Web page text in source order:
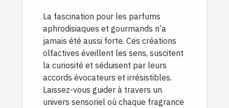
La fascination pour les parfums
aphrodisiaques et gourmands n’a
jamais été aussi forte. Ces créations
olfactives éveillent les sens, suscitent
la curiosité et séduisent par leurs
accords évocateurs et irrésistibles.
Laissez-vous guider à travers un
univers sensoriel où chaque fragrance